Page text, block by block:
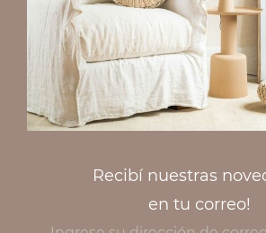
Recibí nuestras
en tu correo!